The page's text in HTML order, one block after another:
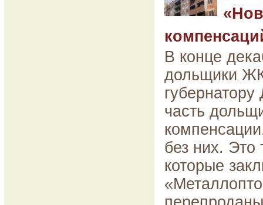
В конце
дольщики
часть
без них.
которые